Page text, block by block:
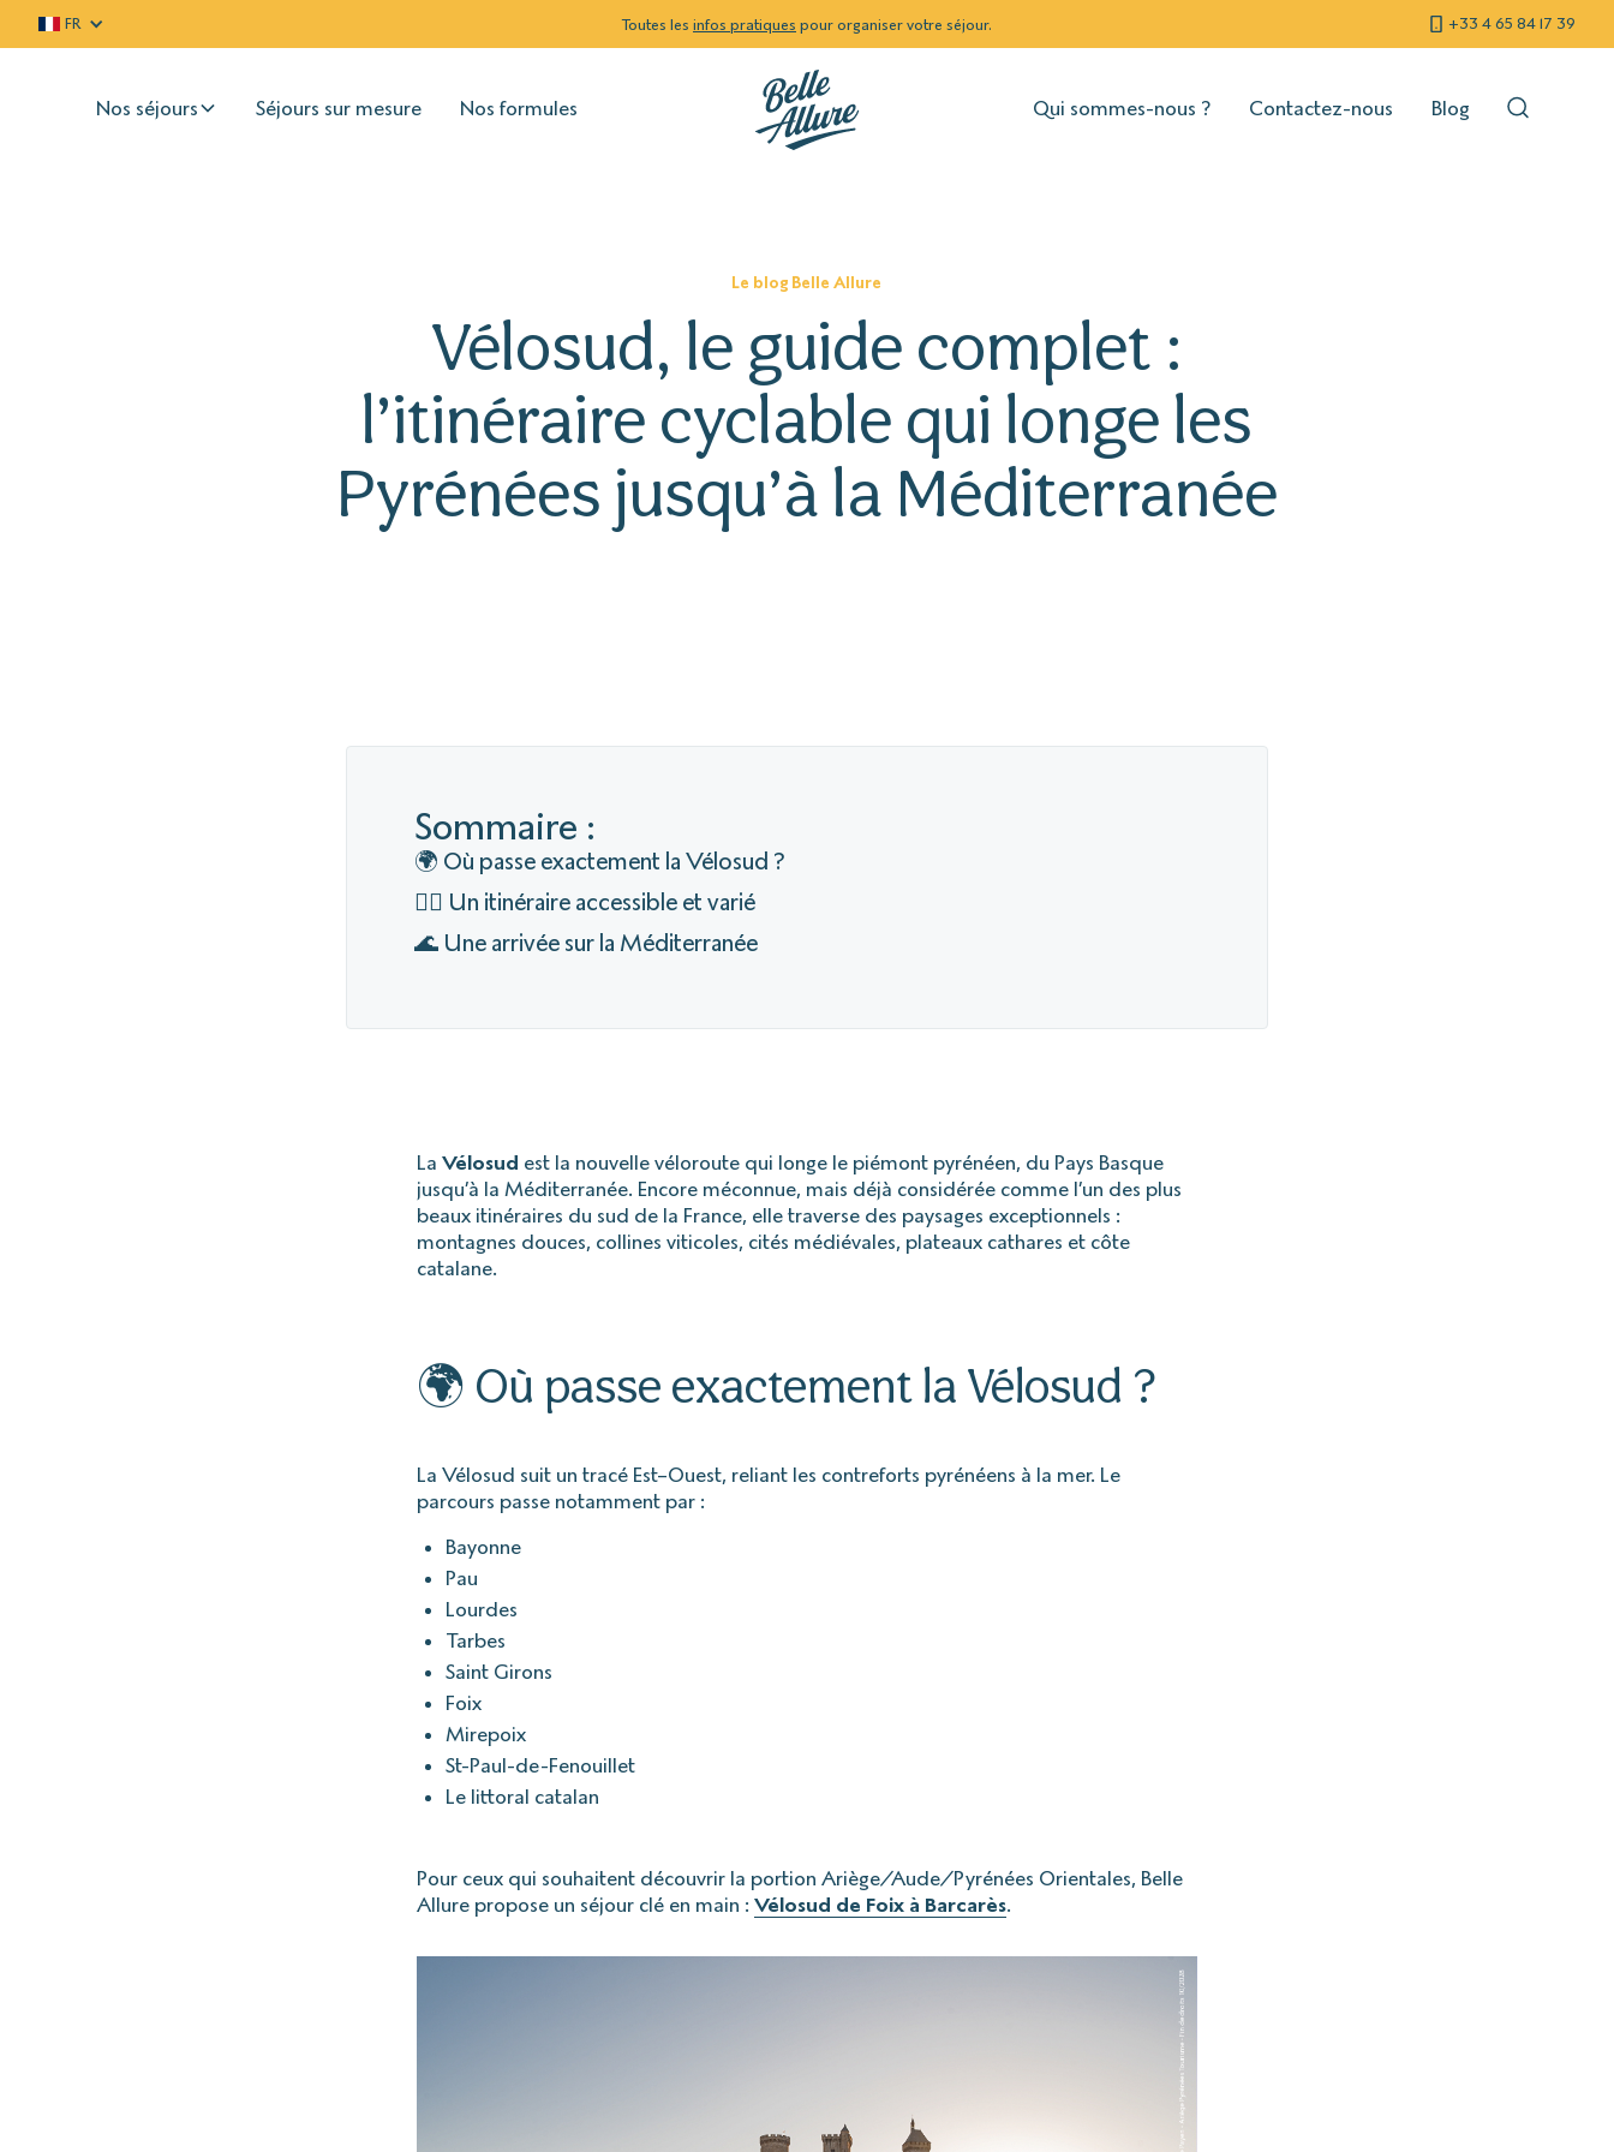
Toutes les infos pratiques pour organiser votre séjour.
FR +33 4 65 84 17 39
Nos séjours Séjours sur mesure Nos formules Qui sommes-nous ? Contactez-nous Blog
Le blog Belle Allure
Vélosud, le guide complet :
l’itinéraire cyclable qui longe les
Pyrénées jusqu’à la Méditerranée
Sommaire :
🌍 Où passe exactement la Vélosud ?
🚴‍♂️ Un itinéraire accessible et varié
🌊 Une arrivée sur la Méditerranée
La Vélosud est la nouvelle véloroute qui longe le piémont pyrénéen, du Pays Basque
jusqu’à la Méditerranée. Encore méconnue, mais déjà considérée comme l’un des plus
beaux itinéraires du sud de la France, elle traverse des paysages exceptionnels :
montagnes douces, collines viticoles, cités médiévales, plateaux cathares et côte
catalane.
🌍 Où passe exactement la Vélosud ?
La Vélosud suit un tracé Est–Ouest, reliant les contreforts pyrénéens à la mer. Le
parcours passe notamment par :
Bayonne
Pau
Lourdes
Tarbes
Saint Girons
Foix
Mirepoix
St-Paul-de-Fenouillet
Le littoral catalan
Pour ceux qui souhaitent découvrir la portion Ariège/Aude/Pyrénées Orientales, Belle
Allure propose un séjour clé en main : Vélosud de Foix à Barcarès.